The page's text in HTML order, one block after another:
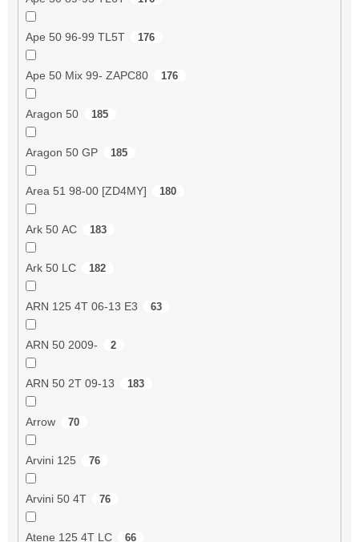
Ape 50 96-99 TL5T 176
Ape 50 Mix 99- ZAPC80 176
Aragon 50 185
Aragon 50 GP 185
Area 51 98-00 [ZD4MY] 180
Ark 50 AC 183
Ark 50 LC 182
ARN 125 4T 06-13 E3 63
ARN 50 2009- 2
ARN 50 2T 09-13 183
Arrow 70
Arvini 125 76
Arvini 50 4T 76
Atene 125 4T LC 66